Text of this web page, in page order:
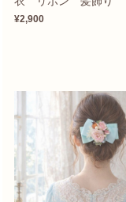
¥2,900